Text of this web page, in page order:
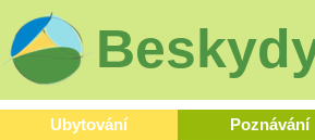
Ubytování Poznávání